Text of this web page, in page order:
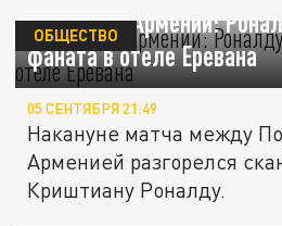
Скандал в Армении:
фаната в отеле Еревана
ОБЩЕСТВО
05 СЕНТЯБРЯ 21:49
Накануне матча между
Арменией разгорелся
Криштиану Роналду.